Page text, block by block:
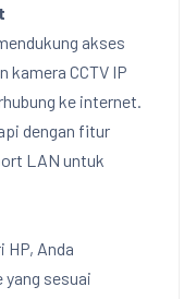
akses
kamera CCTV IP
ke internet.
dengan fitur
LAN untuk
HP, Anda
sesuai